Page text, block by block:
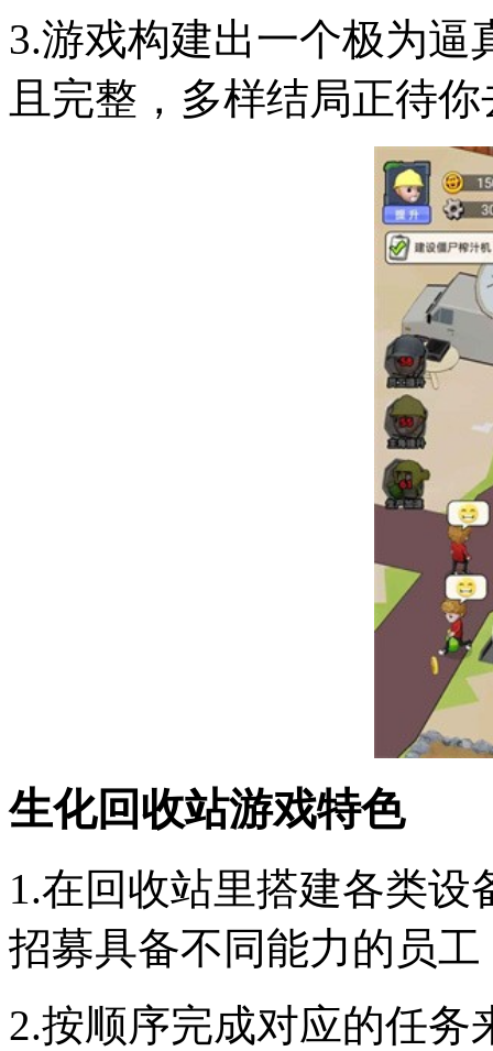
3.游戏构建出一个极为
且完整，多样结局正待
生化回收站游戏特色
1.在回收站里搭建各类
招募具备不同能力的员
2.按顺序完成对应的任